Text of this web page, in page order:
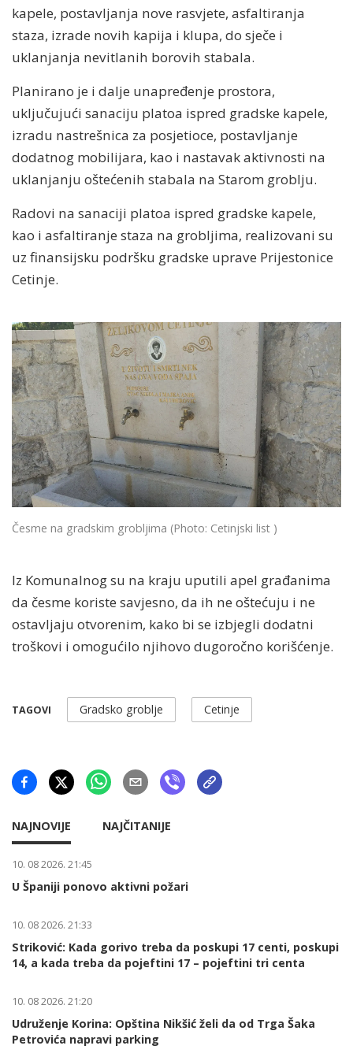
kapele, postavljanja nove rasvjete, asfaltiranja
staza, izrade novih kapija i klupa, do sječe i
uklanjanja nevitlanih borovih stabala.
Planirano je i dalje unapređenje prostora,
uključujući sanaciju platoa ispred gradske kapele,
izradu nastrešnica za posjetioce, postavljanje
dodatnog mobilijara, kao i nastavak aktivnosti na
uklanjanju oštećenih stabala na Starom groblju.
Radovi na sanaciji platoa ispred gradske kapele,
kao i asfaltiranje staza na grobljima, realizovani su
uz finansijsku podršku gradske uprave Prijestonice
Cetinje.
Česme na gradskim grobljima (Photo: Cetinjski list )
Iz Komunalnog su na kraju uputili apel građanima
da česme koriste savjesno, da ih ne oštećuju i ne
ostavljaju otvorenim, kako bi se izbjegli dodatni
troškovi i omogućilo njihovo dugoročno korišćenje.
TAGOVI Gradsko groblje Cetinje
NAJNOVIJE NAJČITANIJE
10. 08 2026. 21:45
U Španiji ponovo aktivni požari
10. 08 2026. 21:33
Striković: Kada gorivo treba da poskupi 17 centi, poskupi
14, a kada treba da pojeftini 17 – pojeftini tri centa
10. 08 2026. 21:20
Udruženje Korina: Opština Nikšić želi da od Trga Šaka
Petrovića napravi parking